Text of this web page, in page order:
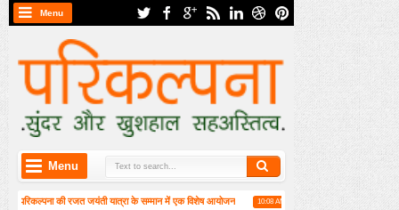
Menu
Menu
परिकल्पना की रजत जयंती यात्रा के सम्मान में एक विशेष आयोजन 10:08 AM
हाईकु गंगा पटल पर हाइगा की